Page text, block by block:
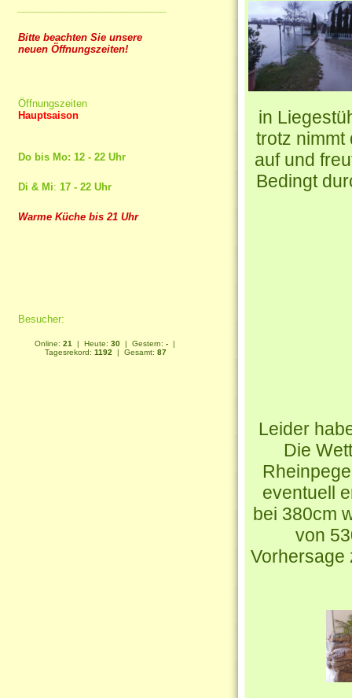
Bitte beachten Sie unsere
neuen Öffnungszeiten!
Öffnungszeiten
Hauptsaison
Do bis Mo: 12 - 22 Uhr
Di & Mi: 17 - 22 Uhr
Warme Küche bis 21 Uhr
Besucher:
Online: 21 | Heute: 30| Gestern: -|
Tagesrekord: 1192 | Gesamt: 87
in
trotz nimmt
auf und
Bedingt
Leider
Die
eventuell
bei 380cm
von
Vorhersage